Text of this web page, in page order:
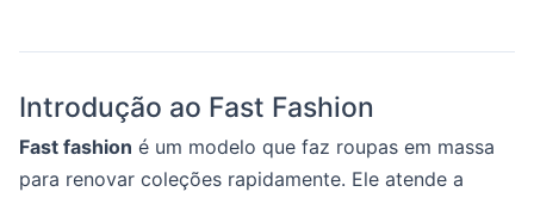
Introdução ao Fast Fashion
Fast fashion é um modelo que faz roupas em massa
para renovar coleções rapidamente. Ele atende a